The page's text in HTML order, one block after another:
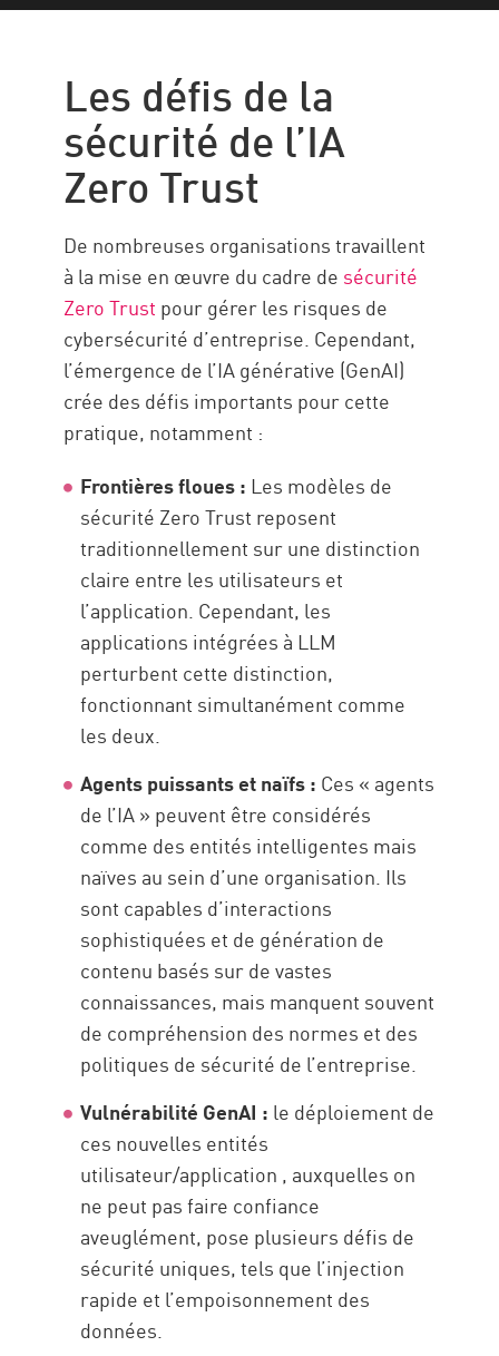
Liste de contrôle de l’IA Zero
Trust
Liste de contrôle de sécurité
Liste de contrôle de sécurité 2
Check Point Platform
Les défis de la
sécurité de l’IA
Zero Trust
De nombreuses organisations travaillent
à la mise en œuvre du cadre de sécurité
Zero Trust pour gérer les risques de
cybersécurité d’entreprise. Cependant,
l’émergence de l’IA générative (GenAI)
crée des défis importants pour cette
pratique, notamment :
Frontières floues : Les modèles de
sécurité Zero Trust reposent
traditionnellement sur une distinction
claire entre les utilisateurs et
l’application. Cependant, les
applications intégrées à LLM
perturbent cette distinction,
fonctionnant simultanément comme
les deux.
Agents puissants et naïfs : Ces « agents
de l’IA » peuvent être considérés
comme des entités intelligentes mais
naïves au sein d’une organisation. Ils
sont capables d’interactions
sophistiquées et de génération de
contenu basés sur de vastes
connaissances, mais manquent souvent
de compréhension des normes et des
politiques de sécurité de l’entreprise.
Vulnérabilité GenAI : le déploiement de
ces nouvelles entités
utilisateur/application , auxquelles on
ne peut pas faire confiance
aveuglément, pose plusieurs défis de
sécurité uniques, tels que l’injection
rapide et l’empoisonnement des
données.